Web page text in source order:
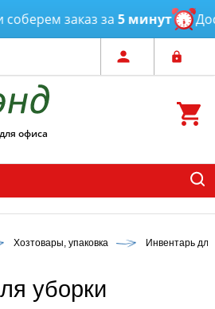
заказ за 5 минут
офиса
Хозтовары, упаковка Инвентарь
уборки